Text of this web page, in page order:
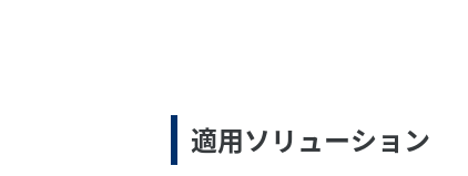
適用ソリューション